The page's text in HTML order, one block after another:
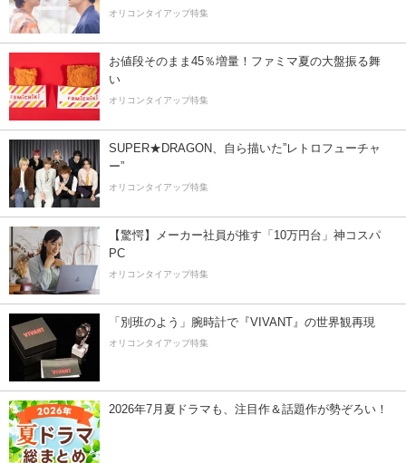
オリコンタイアップ特集
お値段そのまま45％増量！ファミマ夏の大盤振る舞
い
オリコンタイアップ特集
SUPER★DRAGON、自ら描いた”レトロフューチャ
ー”
オリコンタイアップ特集
【驚愕】メーカー社員が推す「10万円台」神コスパ
PC
オリコンタイアップ特集
「別班のよう」腕時計で『VIVANT』の世界観再現
オリコンタイアップ特集
2026年7月夏ドラマも、注目作＆話題作が勢ぞろい！